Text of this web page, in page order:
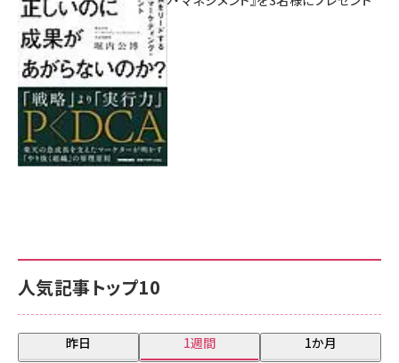
人気記事トップ10
昨日 1週間 1か月
8月7日 10:00